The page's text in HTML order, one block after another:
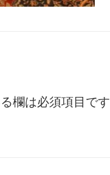
欄は必須項目です